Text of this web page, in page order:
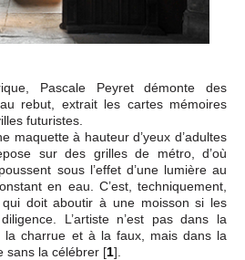
Pascale Peyret démonte des
rebut, extrait les cartes mémoires
futuristes.
maquette à hauteur d’yeux d’adultes
sur des grilles de métro, d’où
sous l’effet d’une lumière au
en eau. C’est, techniquement,
qui doit aboutir à une moisson si les
L’artiste n’est pas dans la
la charrue et à la faux, mais dans la
sans la célébrer [1]